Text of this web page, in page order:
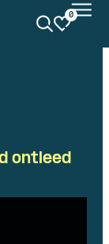
0
ontleed